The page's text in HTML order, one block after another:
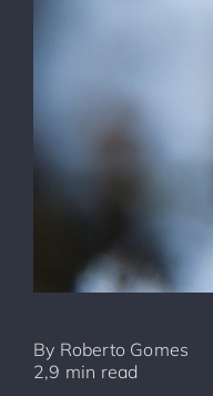
By Roberto Gomes
2,9 min read